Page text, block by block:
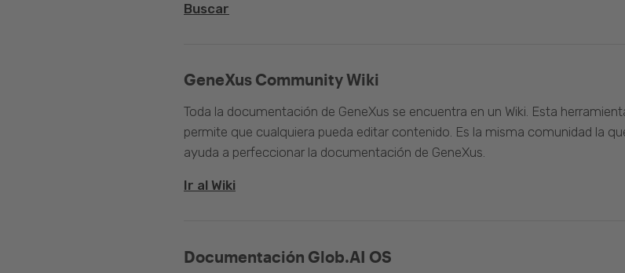
GeneXus Community Wiki
Toda la documentación de GeneXus se encuentra en un Wiki. Esta
permite que cualquiera pueda editar contenido. Es la misma comunidad la
ayuda a perfeccionar la documentación de GeneXus.
Ir al Wiki
Buscar
Documentación Glob.AI OS